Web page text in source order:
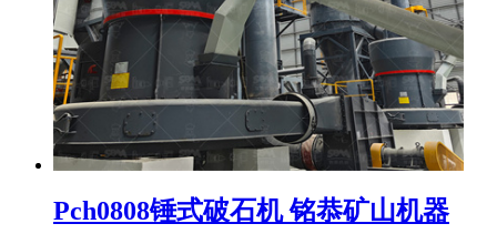
Pch0808锤式破石机 铭恭矿山机器